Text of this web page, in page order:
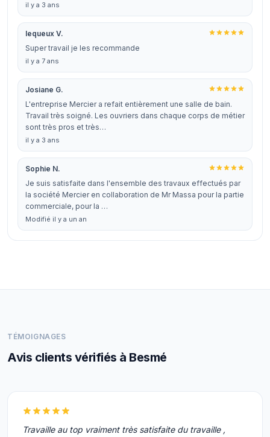
il y a 3 ans
lequeux V.
Super travail je les recommande
il y a 7 ans
Josiane G.
L'entreprise Mercier a refait entièrement une salle de bain.
Travail très soigné. Les ouvriers dans chaque corps de métier
sont très pros et très…
il y a 3 ans
Sophie N.
Je suis satisfaite dans l'ensemble des travaux effectués par
la société Mercier en collaboration de Mr Massa pour la partie
commerciale, pour la …
Modifié il y a un an
TÉMOIGNAGES
Avis clients vérifiés à Besmé
Travaille au top vraiment très satisfaite du travaille ,